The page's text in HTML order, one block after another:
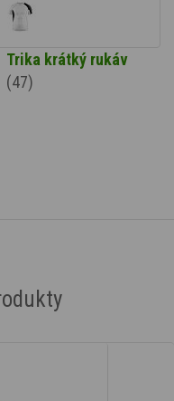
Trika krátký rukáv
(47)